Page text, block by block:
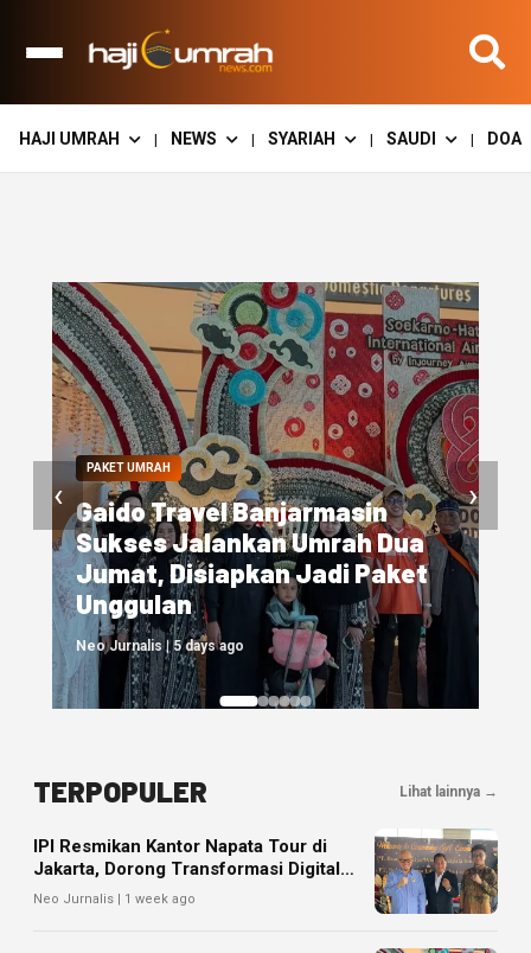
HAJI UMRAH | NEWS | SYARIAH | SAUDI | DOA
SUARA TRAVEL
Jannah Firdaus Hadirkan Hotel
di Makkah, Perkuat Layanan
One Stop Service bagi Jemaah
Neo Jurnalis | 1 week ago
‹ ›
TERPOPULER Lihat lainnya →
IPI Resmikan Kantor Napata Tour di
Jakarta, Dorong Transformasi Digital
Pariwisata
Neo Jurnalis | 1 week ago